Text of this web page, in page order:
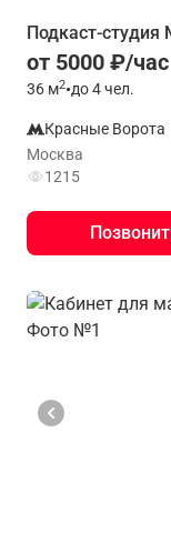
Подкаст-
от 5000 ₽/час
36 м2•до 4 чел.
Красные Ворота
Москва
1215